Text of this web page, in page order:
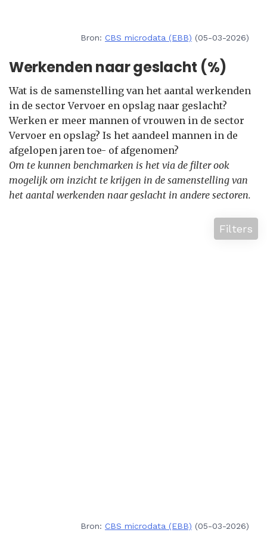
Bron: CBS microdata (EBB) (05-03-2026)
Werkenden naar geslacht (%)
Wat is de samenstelling van het aantal werkenden
in de sector Vervoer en opslag naar geslacht?
Werken er meer mannen of vrouwen in de sector
Vervoer en opslag? Is het aandeel mannen in de
afgelopen jaren toe- of afgenomen?
Om te kunnen benchmarken is het via de filter ook
mogelijk om inzicht te krijgen in de samenstelling van
het aantal werkenden naar geslacht in andere sectoren.
Filters
Bron: CBS microdata (EBB) (05-03-2026)